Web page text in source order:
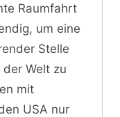
Raumfahrt
um eine
Stelle
Welt zu
mit
USA nur